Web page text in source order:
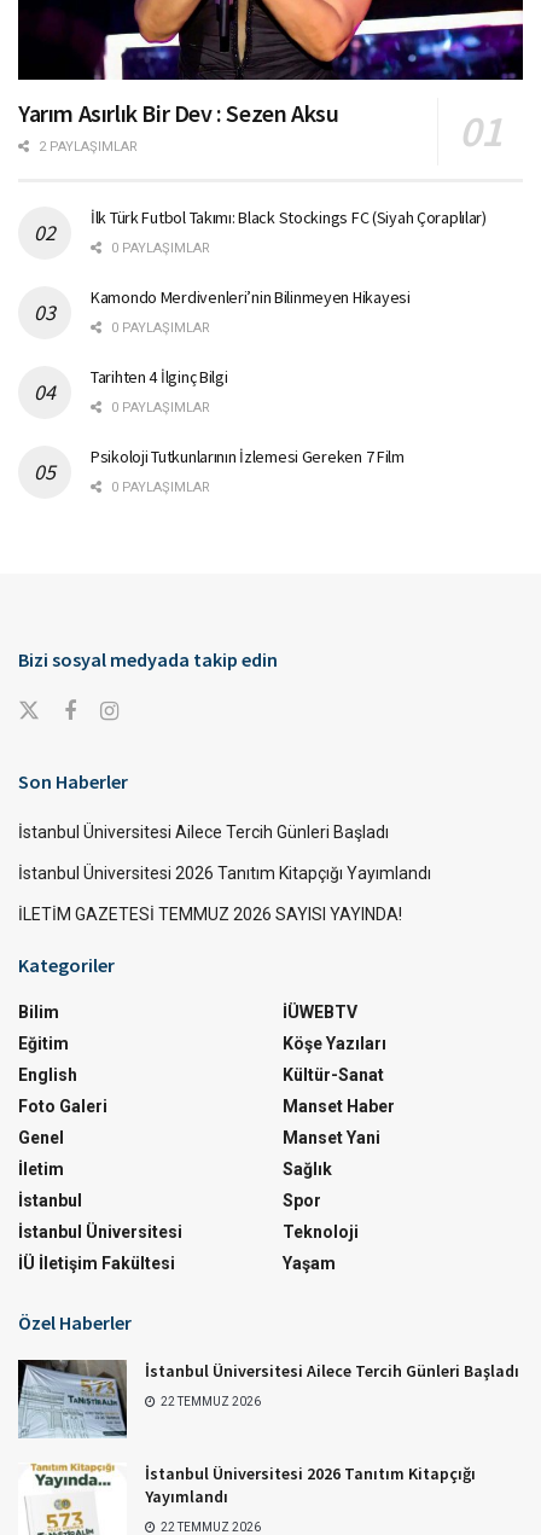
Yarım Asırlık Bir Dev : Sezen Aksu
2 PAYLAŞIMLAR
İlk Türk Futbol Takımı: Black Stockings FC (Siyah Çoraplılar)
0 PAYLAŞIMLAR
Kamondo Merdivenleri’nin Bilinmeyen Hikayesi
0 PAYLAŞIMLAR
Tarihten 4 İlginç Bilgi
0 PAYLAŞIMLAR
Psikoloji Tutkunlarının İzlemesi Gereken 7 Film
0 PAYLAŞIMLAR
Bizi sosyal medyada takip edin
Son Haberler
İstanbul Üniversitesi Ailece Tercih Günleri Başladı
İstanbul Üniversitesi 2026 Tanıtım Kitapçığı Yayımlandı
İLETİM GAZETESİ TEMMUZ 2026 SAYISI YAYINDA!
Kategoriler
Bilim
Eğitim
English
Foto Galeri
Genel
İletim
İstanbul
İstanbul Üniversitesi
İÜ İletişim Fakültesi
İÜWEBTV
Köşe Yazıları
Kültür-Sanat
Manset Haber
Manset Yani
Sağlık
Spor
Teknoloji
Yaşam
Özel Haberler
İstanbul Üniversitesi Ailece Tercih Günleri Başladı
22 TEMMUZ 2026
İstanbul Üniversitesi 2026 Tanıtım Kitapçığı
Yayımlandı
22 TEMMUZ 2026